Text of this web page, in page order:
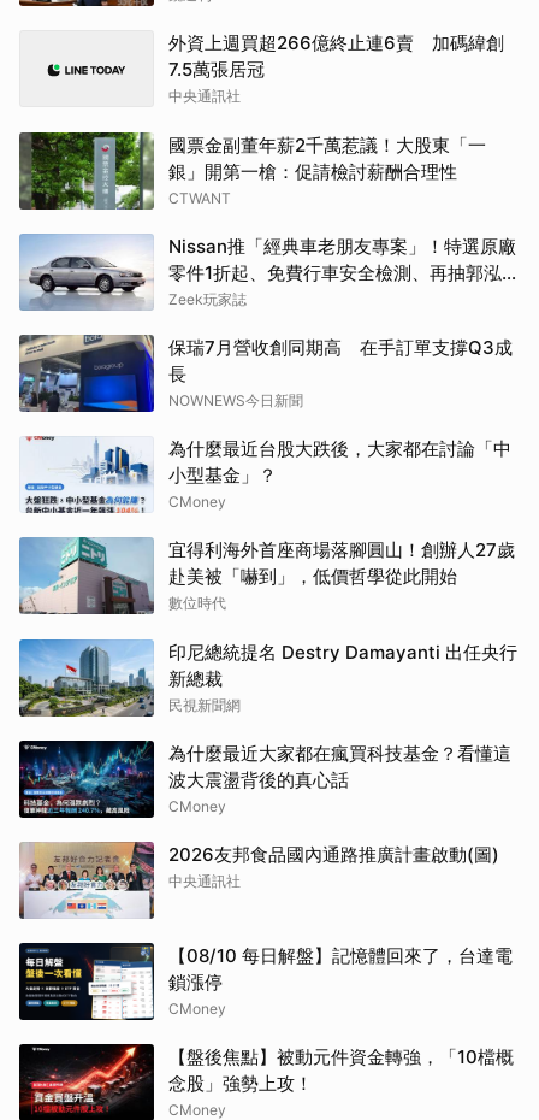
外資上週買超266億終止連6賣 加碼緯創
7.5萬張居冠
中央通訊社
國票金副董年薪2千萬惹議！大股東「一
銀」開第一槍：促請檢討薪酬合理性
CTWANT
Nissan推「經典車老朋友專案」！特選原廠
零件1折起、免費行車安全檢測、再抽郭泓志
簽名球
Zeek玩家誌
保瑞7月營收創同期高 在手訂單支撐Q3成
長
NOWNEWS今日新聞
為什麼最近台股大跌後，大家都在討論「中
小型基金」？
CMoney
宜得利海外首座商場落腳圓山！創辦人27歲
赴美被「嚇到」，低價哲學從此開始
數位時代
印尼總統提名 Destry Damayanti 出任央行
新總裁
民視新聞網
為什麼最近大家都在瘋買科技基金？看懂這
波大震盪背後的真心話
CMoney
2026友邦食品國內通路推廣計畫啟動(圖)
中央通訊社
【08/10 每日解盤】記憶體回來了，台達電
鎖漲停
CMoney
【盤後焦點】被動元件資金轉強，「10檔概
念股」強勢上攻！
CMoney